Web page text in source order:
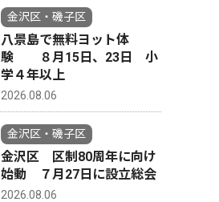
金沢区・磯子区
八景島で無料ヨット体
験 ８月15日、23日 小
学４年以上
2026.08.06
金沢区・磯子区
金沢区 区制80周年に向け
始動 ７月27日に設立総会
2026.08.06